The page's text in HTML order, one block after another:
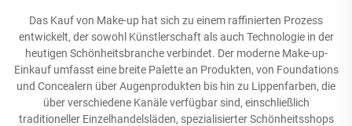
Das Kauf von Make-up hat sich zu einem raffinierten Prozess
entwickelt, der sowohl Künstlerschaft als auch Technologie in der
heutigen Schönheitsbranche verbindet. Der moderne Make-up-
Einkauf umfasst eine breite Palette an Produkten, von Foundations
und Concealern über Augenprodukten bis hin zu Lippenfarben, die
über verschiedene Kanäle verfügbar sind, einschließlich
traditioneller Einzelhandelsläden, spezialisierter Schönheitsshops